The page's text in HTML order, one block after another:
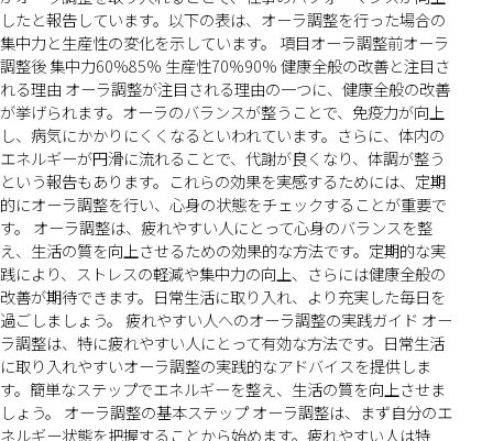
したと報告しています。以下の表は、オーラ調整を行った場合の
集中力と生産性の変化を示しています。 項目オーラ調整前オーラ
調整後 集中力60%85% 生産性70%90% 健康全般の改善と注目さ
れる理由 オーラ調整が注目される理由の一つに、健康全般の改善
が挙げられます。オーラのバランスが整うことで、免疫力が向上
し、病気にかかりにくくなるといわれています。さらに、体内の
エネルギーが円滑に流れることで、代謝が良くなり、体調が整う
という報告もあります。これらの効果を実感するためには、定期
的にオーラ調整を行い、心身の状態をチェックすることが重要で
す。 オーラ調整は、疲れやすい人にとって心身のバランスを整
え、生活の質を向上させるための効果的な方法です。定期的な実
践により、ストレスの軽減や集中力の向上、さらには健康全般の
改善が期待できます。日常生活に取り入れ、より充実した毎日を
過ごしましょう。 疲れやすい人へのオーラ調整の実践ガイド オー
ラ調整は、特に疲れやすい人にとって有効な方法です。日常生活
に取り入れやすいオーラ調整の実践的なアドバイスを提供しま
す。簡単なステップでエネルギーを整え、生活の質を向上させま
しょう。 オーラ調整の基本ステップ オーラ調整は、まず自分のエ
ネルギー状態を把握することから始めます。疲れやすい人は特